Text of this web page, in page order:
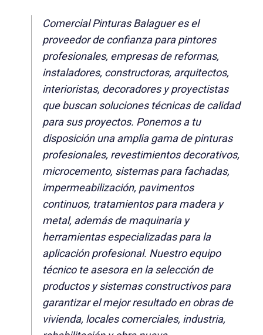
Comercial Pinturas Balaguer es el
proveedor de confianza para pintores
profesionales, empresas de reformas,
instaladores, constructoras, arquitectos,
interioristas, decoradores y proyectistas
que buscan soluciones técnicas de calidad
para sus proyectos. Ponemos a tu
disposición una amplia gama de pinturas
profesionales, revestimientos decorativos,
microcemento, sistemas para fachadas,
impermeabilización, pavimentos
continuos, tratamientos para madera y
metal, además de maquinaria y
herramientas especializadas para la
aplicación profesional. Nuestro equipo
técnico te asesora en la selección de
productos y sistemas constructivos para
garantizar el mejor resultado en obras de
vivienda, locales comerciales, industria,